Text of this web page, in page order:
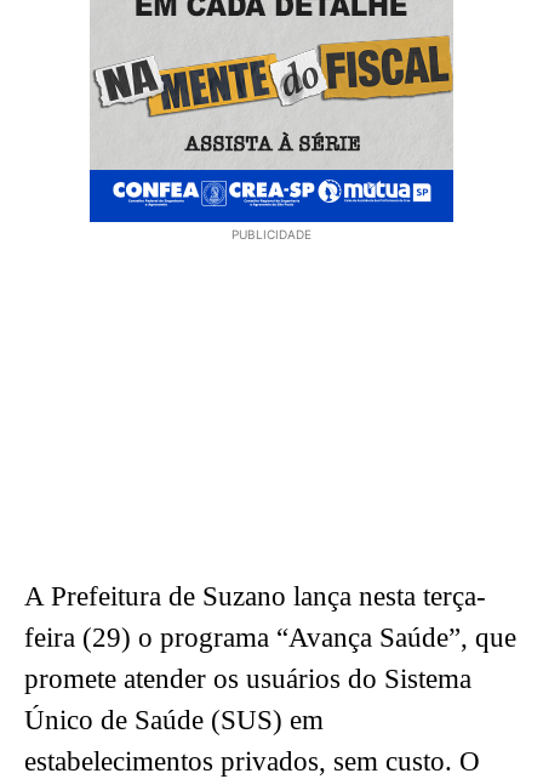
PUBLICIDADE
A Prefeitura de Suzano lança nesta terça-
feira (29) o programa “Avança Saúde”, que
promete atender os usuários do Sistema
Único de Saúde (SUS) em
estabelecimentos privados, sem custo. O